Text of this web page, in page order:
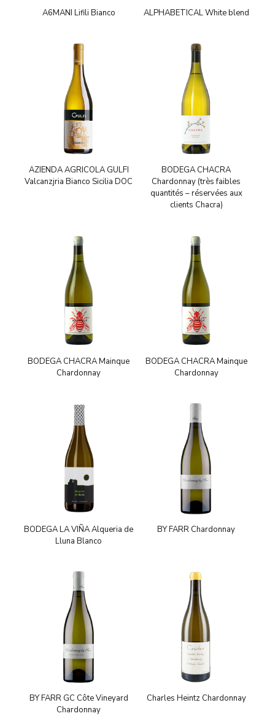
A6MANI Lifili Bianco ALPHABETICAL White blend
AZIENDA AGRICOLA GULFI
Valcanzjria Bianco Sicilia DOC
BODEGA CHACRA
Chardonnay (très faibles
quantités – réservées aux
clients Chacra)
BODEGA CHACRA Mainque
Chardonnay
BODEGA CHACRA Mainque
Chardonnay
BODEGA LA VIÑA Alqueria de
Lluna Blanco
BY FARR Chardonnay
BY FARR GC Côte Vineyard
Chardonnay
Charles Heintz Chardonnay